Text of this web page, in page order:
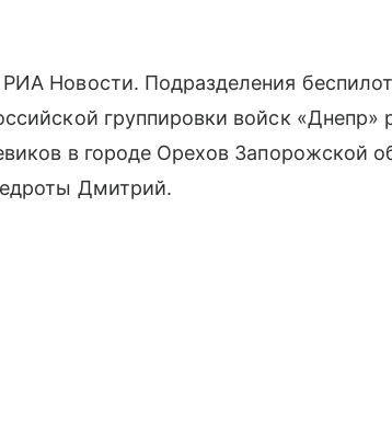
Новости. Подразделения
группировки войск «Днепр»
в городе Орехов Запорожской
Дмитрий.